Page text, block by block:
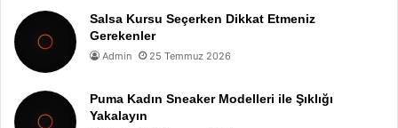
Salsa Kursu Seçerken Dikkat Etmeniz
Gerekenler
Admin 25 Temmuz 2026
Puma Kadın Sneaker Modelleri ile Şıklığı
Yakalayın